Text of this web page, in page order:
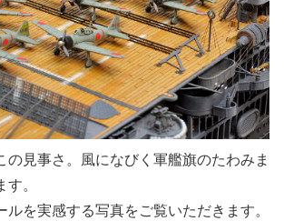
の見事さ。風になびく軍艦旗のたわみま
。
ルを実感する写真をご覧いただきます。